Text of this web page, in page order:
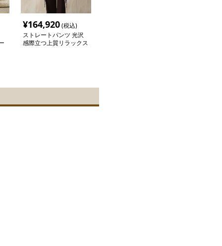
¥164,920(税込)
ストレートパンツ 光沢
感際立つ上質リラックス